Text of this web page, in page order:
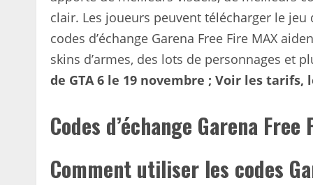
clair. Les joueurs peuvent télécharger le jeu
codes d’échange Garena Free Fire MAX
skins d’armes, des lots de personnages et
de GTA 6 le 19 novembre ; Voir les
Codes d’échange Garena
Comment utiliser les codes